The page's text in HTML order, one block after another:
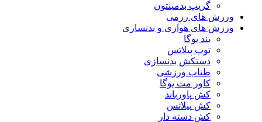
گریپ بدمینتون
ورزش های رزمی
ورزش های هوازی و بدنسازی
بند یوگا
توپ پیلاتس
دستکش بدنسازی
طناب ورزشی
کاور مت یوگا
کش پاورباند
کش پیلاتس
کش دسته دار